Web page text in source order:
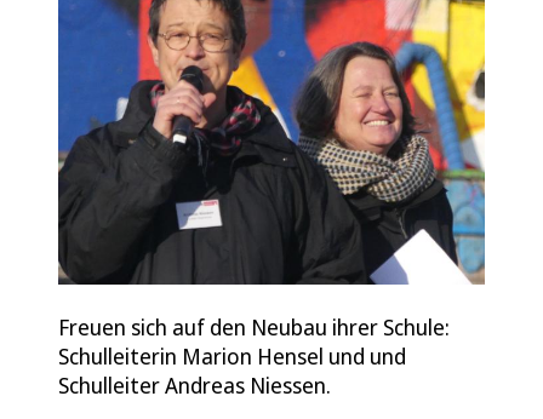
Freuen sich auf den Neubau ihrer Schule:
Schulleiterin Marion Hensel und und
Schulleiter Andreas Niessen.